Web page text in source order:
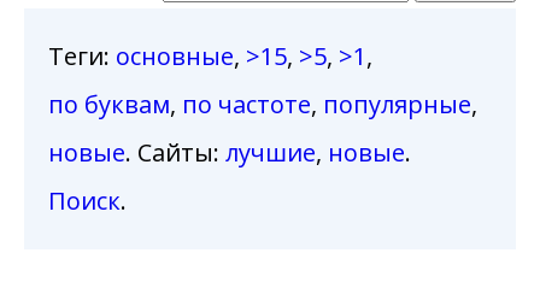
Теги: основные, >15, >5, >1,
по буквам, по частоте, популярные,
новые. Сайты: лучшие, новые.
Поиск.